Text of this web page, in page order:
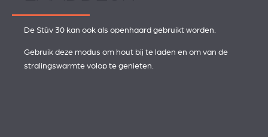
De Stûv 30 kan ook als openhaard gebruikt worden.
Gebruik deze modus om hout bij te laden en om van de
stralingswarmte volop te genieten.